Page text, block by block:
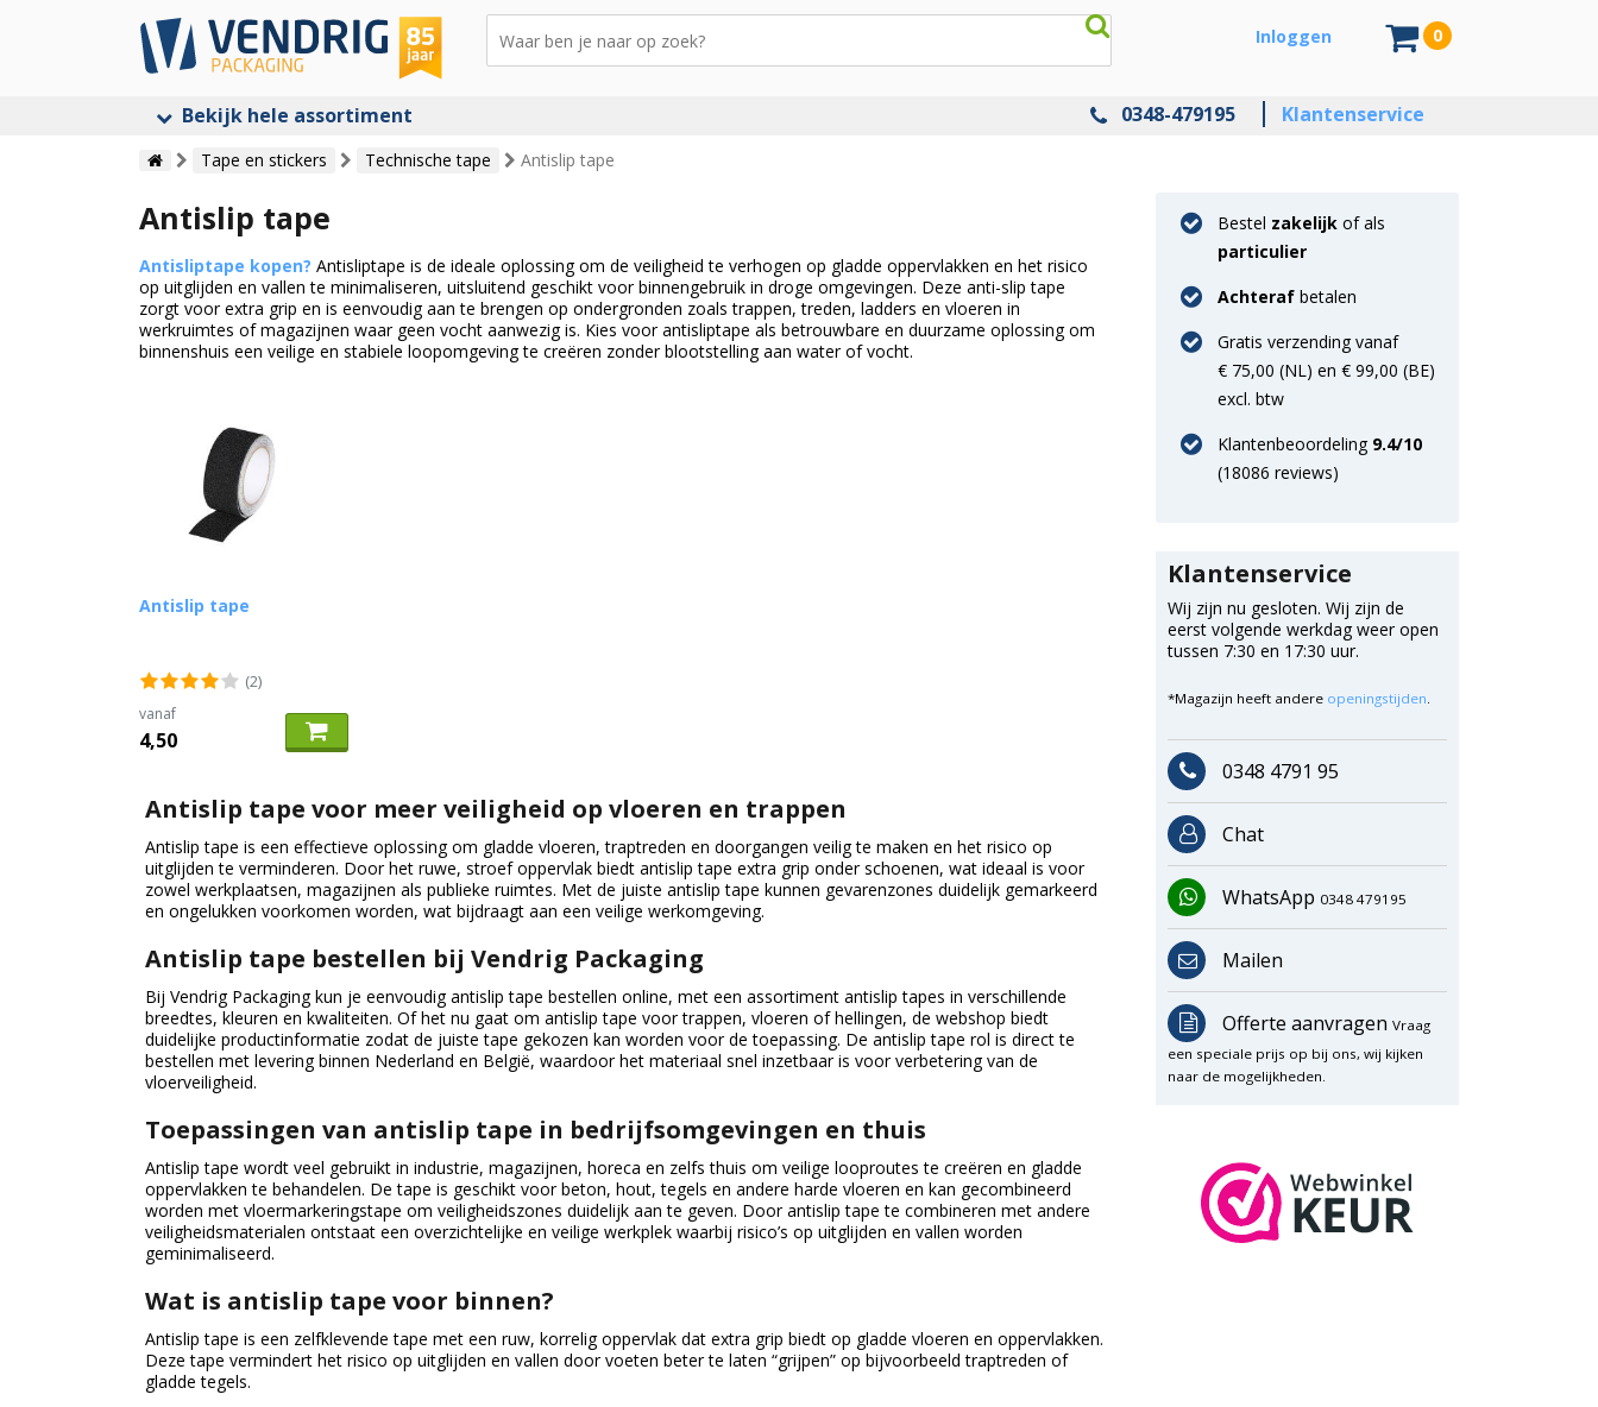
Inloggen 0
Bekijk hele assortiment 0348-479195 Klantenservice
Tape en stickers Technische tape Antislip tape
Antislip tape
Antisliptape kopen? Antisliptape is de ideale oplossing om de veiligheid te verhogen op gladde oppervlakken en het risico
op uitglijden en vallen te minimaliseren, uitsluitend geschikt voor binnengebruik in droge omgevingen. Deze anti-slip tape
zorgt voor extra grip en is eenvoudig aan te brengen op ondergronden zoals trappen, treden, ladders en vloeren in
werkruimtes of magazijnen waar geen vocht aanwezig is. Kies voor antisliptape als betrouwbare en duurzame oplossing om
binnenshuis een veilige en stabiele loopomgeving te creëren zonder blootstelling aan water of vocht.
Antislip tape
(2)
vanaf
4,50
Antislip tape voor meer veiligheid op vloeren en trappen
Antislip tape is een effectieve oplossing om gladde vloeren, traptreden en doorgangen veilig te maken en het risico op
uitglijden te verminderen. Door het ruwe, stroef oppervlak biedt antislip tape extra grip onder schoenen, wat ideaal is voor
zowel werkplaatsen, magazijnen als publieke ruimtes. Met de juiste antislip tape kunnen gevarenzones duidelijk gemarkeerd
en ongelukken voorkomen worden, wat bijdraagt aan een veilige werkomgeving.
Antislip tape bestellen bij Vendrig Packaging
Bij Vendrig Packaging kun je eenvoudig antislip tape bestellen online, met een assortiment antislip tapes in verschillende
breedtes, kleuren en kwaliteiten. Of het nu gaat om antislip tape voor trappen, vloeren of hellingen, de webshop biedt
duidelijke productinformatie zodat de juiste tape gekozen kan worden voor de toepassing. De antislip tape rol is direct te
bestellen met levering binnen Nederland en België, waardoor het materiaal snel inzetbaar is voor verbetering van de
vloerveiligheid.
Toepassingen van antislip tape in bedrijfsomgevingen en thuis
Antislip tape wordt veel gebruikt in industrie, magazijnen, horeca en zelfs thuis om veilige looproutes te creëren en gladde
oppervlakken te behandelen. De tape is geschikt voor beton, hout, tegels en andere harde vloeren en kan gecombineerd
worden met vloermarkeringstape om veiligheidszones duidelijk aan te geven. Door antislip tape te combineren met andere
veiligheidsmaterialen ontstaat een overzichtelijke en veilige werkplek waarbij risico’s op uitglijden en vallen worden
geminimaliseerd.
Wat is antislip tape voor binnen?
Antislip tape is een zelfklevende tape met een ruw, korrelig oppervlak dat extra grip biedt op gladde vloeren en oppervlakken.
Deze tape vermindert het risico op uitglijden en vallen door voeten beter te laten “grijpen” op bijvoorbeeld traptreden of
gladde tegels.
Bestel zakelijk of als
particulier
Achteraf betalen
Gratis verzending vanaf
€ 75,00 (NL) en € 99,00 (BE)
excl. btw
Klantenbeoordeling 9.4/10
(18086 reviews)
Klantenservice
Wij zijn nu gesloten. Wij zijn de
eerst volgende werkdag weer open
tussen 7:30 en 17:30 uur.
*Magazijn heeft andere openingstijden.
0348 4791 95
Chat
WhatsApp 0348 479195
Mailen
Offerte aanvragen Vraag
een speciale prijs op bij ons, wij kijken
naar de mogelijkheden.